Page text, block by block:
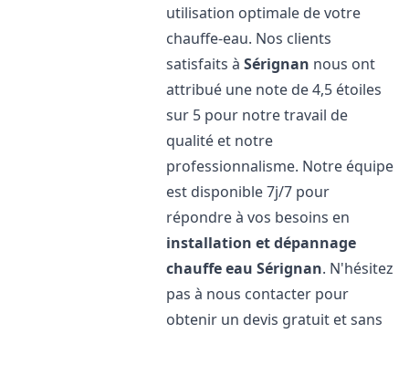
utilisation optimale de votre
chauffe-eau. Nos clients
satisfaits àSérignan nous ont
attribué une note de 4,5 étoiles
sur 5 pour notre travail de
qualité et notre
professionnalisme. Notre équipe
est disponible 7j/7 pour
répondre à vos besoins en
installation et dépannage
chauffe eau Sérignan. N'hésitez
pas à nous contacter pour
obtenir un devis gratuit et sans